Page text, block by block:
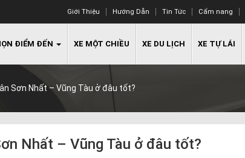
Giới Thiệu Hướng Dẫn Tin Tức Cẩm nang
ĐIỂM ĐẾN XE MỘT CHIỀU XE DU LỊCH XE TỰ LÁI
Sơn Nhất – Vũng Tàu ở đâu tốt?
Nhất – Vũng Tàu ở đâu tốt?